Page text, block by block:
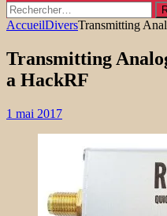
Rechercher :
AccueilDiversTransmitting
Transmitting
a HackRF
1 mai 2017